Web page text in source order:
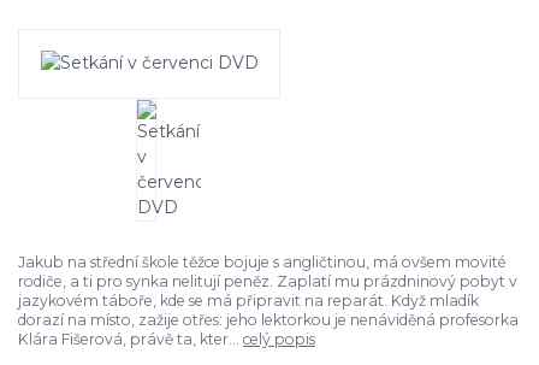
Jakub na střední škole těžce bojuje s angličtinou, má ovšem movité
rodiče, a ti pro synka nelitují peněz. Zaplatí mu prázdninový pobyt v
jazykovém táboře, kde se má připravit na reparát. Když mladík
dorazí na místo, zažije otřes: jeho lektorkou je nenáviděná profesorka
Klára Fišerová, právě ta, kter... celý popis